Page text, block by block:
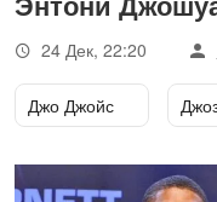
24 Дек, 22:20
Джо Джойс